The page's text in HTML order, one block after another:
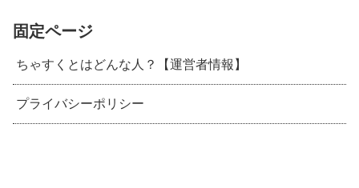
固定ページ
ちゃすくとはどんな人？【運営者情報】
プライバシーポリシー